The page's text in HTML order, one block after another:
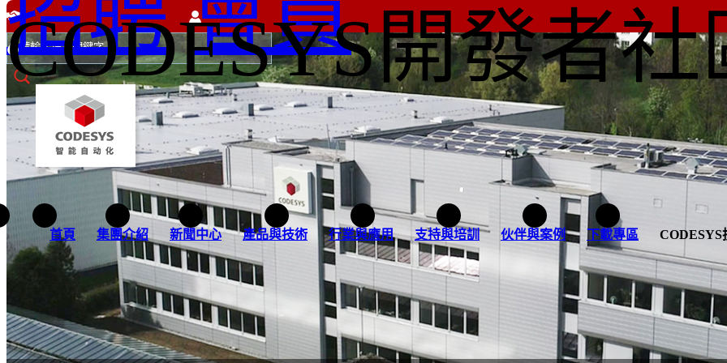
CODESYS開發者社
首頁 集團介紹 新聞中心 產品與技術 行業與應用 支持與培訓 伙伴與案例 下載專區 CODESYS